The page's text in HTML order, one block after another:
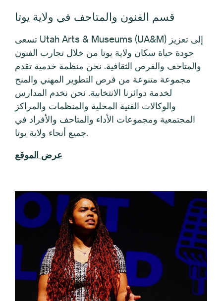
المجتمعية ومجموعات الأداء والمتاحف والأفراد في
عرض الموقع
فنونWA